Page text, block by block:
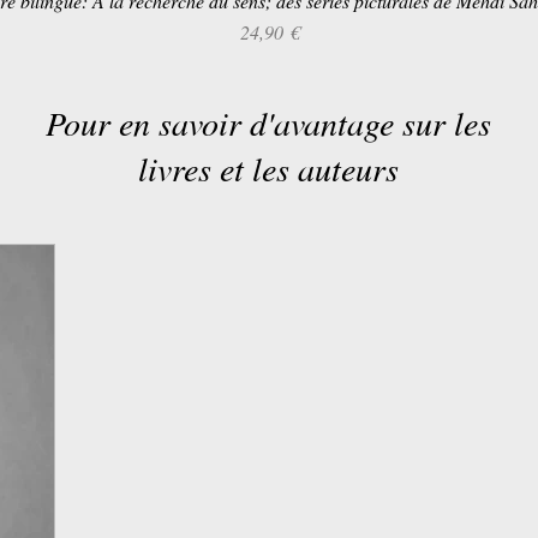
Prix
24,90 €
Pour en savoir d'avantage sur les
livres et les auteurs